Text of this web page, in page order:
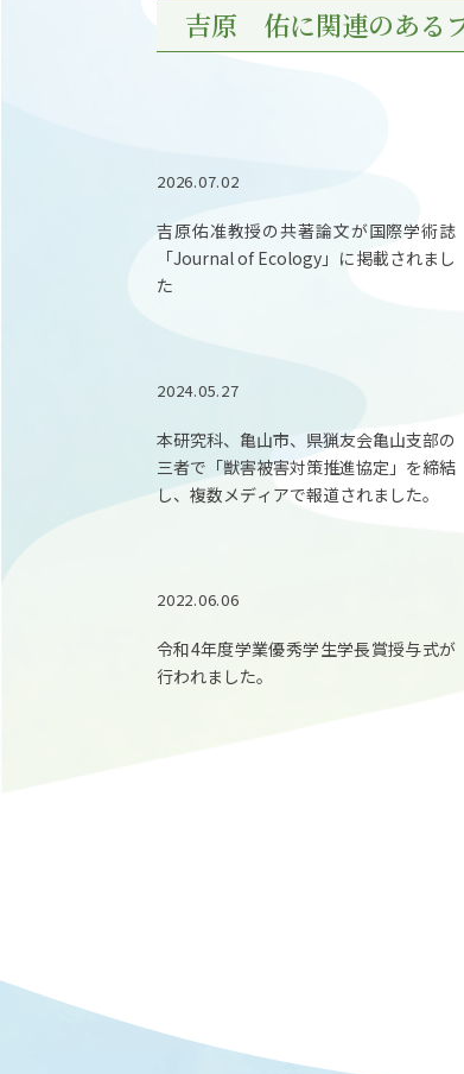
吉原 佑に関連のある
2026.07.02
吉原佑准教授の共著論文が国際学術誌
「Journal of Ecology」に掲載されまし
た
2024.05.27
本研究科、亀山市、県猟友会亀山支部の
三者で「獣害被害対策推進協定」を締結
し、複数メディアで報道されました。
2022.06.06
令和4年度学業優秀学生学長賞授与式が
行われました。